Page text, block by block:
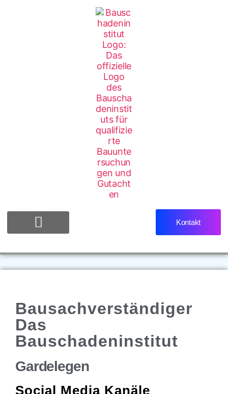
Kontakt
Bausachverständiger
Das
Bauschadeninstitut
Gardelegen
Social Media Kanäle